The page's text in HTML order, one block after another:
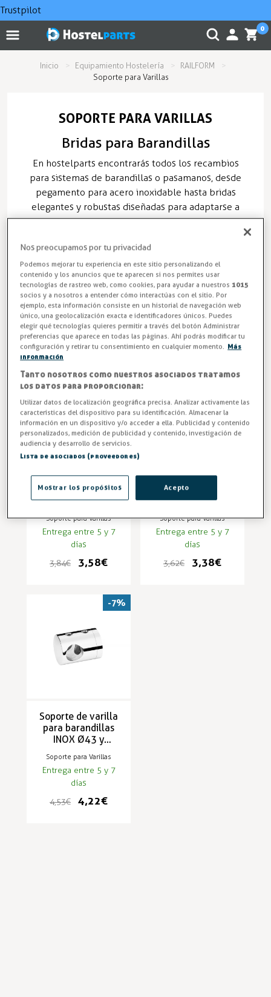
Trustpilot
0
Inicio Equipamiento Hostelería
RAILFORM
Soporte para Varillas
SOPORTE PARA VARILLAS
Bridas para Barandillas
En hostelparts encontrarás todos los recambios
para sistemas de barandillas o pasamanos, desde
pegamento para acero inoxidable hasta bridas
elegantes y robustas diseñadas para adaptarse a
cualquier ambiente, tanto interior como exterior.
pasamanos online, con los precios más
competitivos y las marcas referentes en el sector.
FILTRO
Soporte para
varilla de
pasamanos INOX
RAILFORM
Soporte para Varillas
Entrega entre 5 y 7
días
3,84 €
3,58 €
Soporte para
Varillas de
Barandilla INOX a
50.8mm RAILFORM
Soporte para Varillas
Entrega entre 5 y 7
días
3,62 €
3,38 €
Soporte de varilla
para barandillas
INOX Ø43 y
Soporte para Varillas
Entrega entre 5 y 7
días
4,53 €
4,22 €
-7%
Nos preocupamos por tu privacidad
Podemos mejorar tu experiencia en este sitio personalizando el
contenido y los anuncios que te aparecen si nos permites usar
tecnologías de rastreo web, como cookies, para ayudar a nuestros 1015
socios y a nosotros a entender cómo interactúas con el sitio. Por
ejemplo, esta información consiste en un historial de navegación web
único, una geolocalización exacta e identificadores únicos. Puedes
elegir qué tecnologías quieres permitir a través del botón Administrar
preferencias que aparece en todas las páginas. Ahí podrás modificar tu
configuración y retirar tu consentimiento en cualquier momento. Más
información
Tanto nosotros como nuestros asociados tratamos
los datos para proporcionar:
Utilizar datos de localización geográfica precisa. Analizar activamente las
características del dispositivo para su identificación. Almacenar la
información en un dispositivo y/o acceder a ella. Publicidad y contenido
personalizados, medición de publicidad y contenido, investigación de
audiencia y desarrollo de servicios.
Lista de asociados (proveedores)
Acepto
Mostrar los propósitos